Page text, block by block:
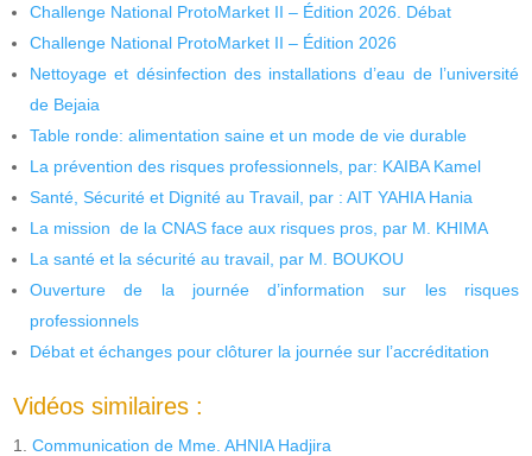
Challenge National ProtoMarket II – Édition 2026. Débat
Challenge National ProtoMarket II – Édition 2026
Nettoyage et désinfection des installations d’eau de l’université
de Bejaia
Table ronde: alimentation saine et un mode de vie durable
La prévention des risques professionnels, par: KAIBA Kamel
Santé, Sécurité et Dignité au Travail, par : AIT YAHIA Hania
La mission de la CNAS face aux risques pros, par M. KHIMA
La santé et la sécurité au travail, par M. BOUKOU
Ouverture de la journée d’information sur les risques
professionnels
Débat et échanges pour clôturer la journée sur l’accréditation
Vidéos similaires :
Communication de Mme. AHNIA Hadjira